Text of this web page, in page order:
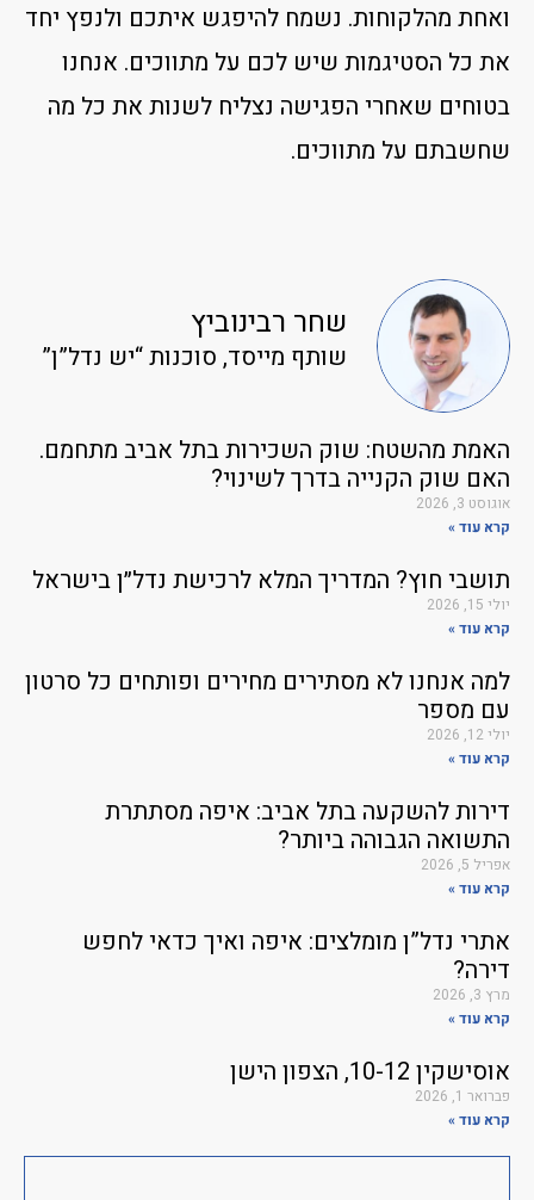
ואחת מהלקוחות. נשמח להיפגש איתכם ולנפץ יחד
את כל הסטיגמות שיש לכם על מתווכים. אנחנו
בטוחים שאחרי הפגישה נצליח לשנות את כל מה
שחשבתם על מתווכים.
שחר רבינוביץ
שותף מייסד, סוכנות “יש נדל”ן”
האמת מהשטח: שוק השכירות בתל אביב מתחמם.
האם שוק הקנייה בדרך לשינוי?
אוגוסט 3, 2026
קרא עוד »
תושבי חוץ? המדריך המלא לרכישת נדל״ן בישראל
יולי 15, 2026
קרא עוד »
למה אנחנו לא מסתירים מחירים ופותחים כל סרטון
עם מספר
יולי 12, 2026
קרא עוד »
דירות להשקעה בתל אביב: איפה מסתתרת
התשואה הגבוהה ביותר?
אפריל 5, 2026
קרא עוד »
אתרי נדל”ן מומלצים: איפה ואיך כדאי לחפש
דירה?
מרץ 3, 2026
קרא עוד »
אוסישקין 10-12, הצפון הישן
פברואר 1, 2026
קרא עוד »